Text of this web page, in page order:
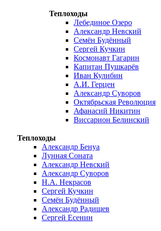
Теплоходы
Лебединое Озеро
Александр Невский
Семён Будённый
Сергей Кучкин
Космонавт Гагарин
Капитан Пушкарёв
Иван Кулибин
А.И. Герцен
Александр Суворов
Октябрьская Революция
Афанасий Никитин
Виссарион Белинский
Теплоходы
Александр Бенуа
Лунная Соната
Александр Невский
Александр Суворов
Н.А. Некрасов
Сергей Кучкин
Семён Будённый
Александр Радищев
Сергей Есенин